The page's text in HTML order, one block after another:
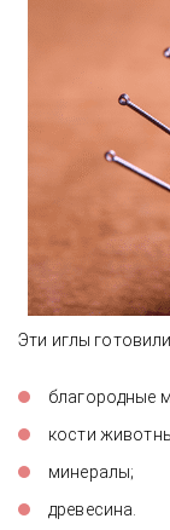
Эти иглы
благородные
кости
минералы;
древесина.